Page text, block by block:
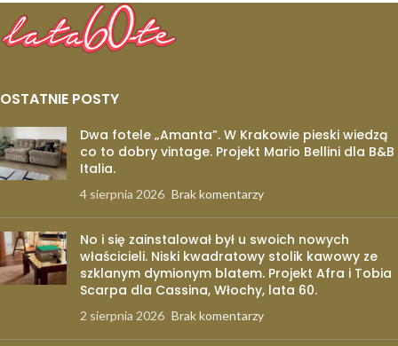
OSTATNIE POSTY
Dwa fotele „Amanta”. W Krakowie pieski wiedzą
co to dobry vintage. Projekt Mario Bellini dla B&B
Italia.
4 sierpnia 2026 Brak komentarzy
No i się zainstalował był u swoich nowych
właścicieli. Niski kwadratowy stolik kawowy ze
szklanym dymionym blatem. Projekt Afra i Tobia
Scarpa dla Cassina, Włochy, lata 60.
2 sierpnia 2026 Brak komentarzy